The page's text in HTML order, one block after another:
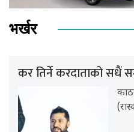
भर्खर
कर तिर्ने करदाताको सधैं